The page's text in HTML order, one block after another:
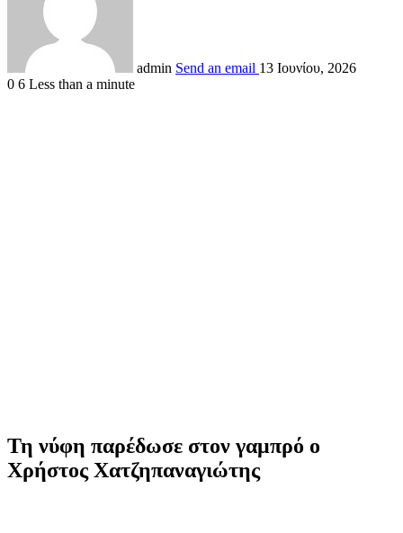
admin Send an email 13 Ιουνίου, 2026
0 6 Less than a minute
Τη νύφη παρέδωσε στον γαμπρό ο
Χρήστος Χατζηπαναγιώτης